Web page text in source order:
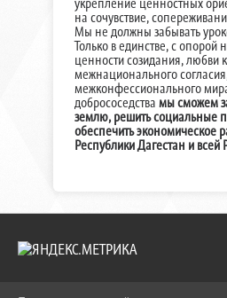
на сочувствие,
Мы не должны забывать
Только в единстве, с опорой
ценности созидания, любви
межнационального
межконфессионального
добрососедства мы сможем
землю, решить социальные
обеспечить экономическое
Республики Дагестан и всей